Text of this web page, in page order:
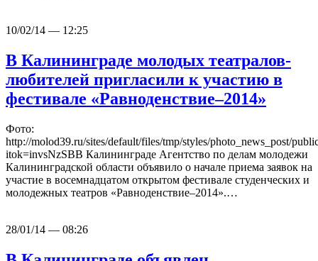
10/02/14 — 12:25
В Калининграде молодых театралов-
любителей пригласили к участию в
фестивале «Равноденствие–2014»
Фото:
http://molod39.ru/sites/default/files/tmp/styles/photo_news_post/
itok=invsNzSBВ Калининграде Агентство по делам молодежи
Калининградской области объявило о начале приема заявок на
участие в восемнадцатом открытом фестивале студенческих и
молодежных театров «Равноденствие–2014».…
28/01/14 — 08:26